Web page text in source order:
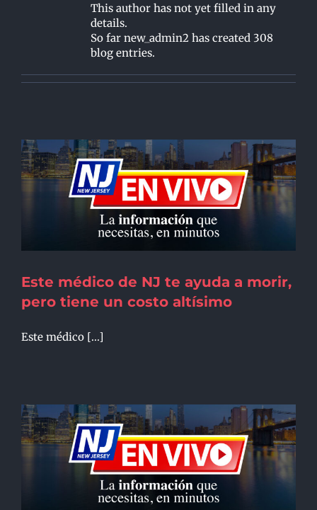
This author has not yet filled in any
details.
So far new_admin2 has created 308
blog entries.
Este médico de NJ te ayuda a morir,
pero tiene un costo altísimo
Este médico [...]